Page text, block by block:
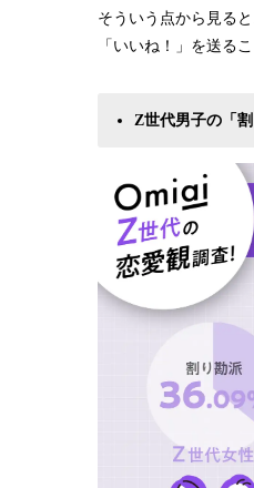
そういう点から見る
「いいね！」を送る
Z世代男子の「